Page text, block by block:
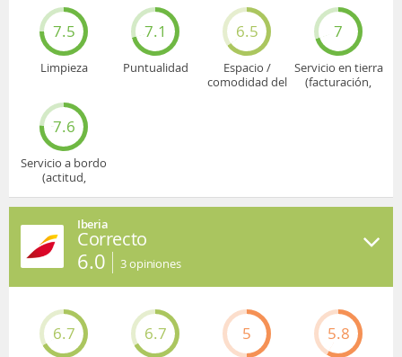
7.5
Limpieza
7.1
Puntualidad
6.5
Espacio /
comodidad del
7
Servicio en tierra
(facturación,
7.6
Servicio a bordo
(actitud,
Iberia
Correcto
6.0 3opiniones
6.7 6.7 5 5.8